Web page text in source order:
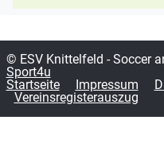
© ESV Knittelfeld - Soccer
Sport4u
Startseite
Impressum
Vereinsregisterauszug